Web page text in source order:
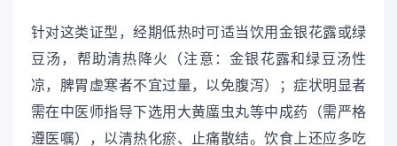
针对这类证型，经期低热时可适当饮用金银花露或绿
豆汤，帮助清热降火（注意：金银花露和绿豆汤性
凉，脾胃虚寒者不宜过量，以免腹泻）；症状明显者
需在中医师指导下选用大黄䗪虫丸等中成药（需严格
遵医嘱），以清热化瘀、止痛散结。饮食上还应多吃